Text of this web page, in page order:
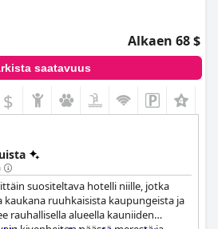
Alkaen 68 $
saatavuus
$
suositeltava hotelli niille, jotka
ruuhkaisista kaupungeista ja
rauhallisella alueella kauniiden